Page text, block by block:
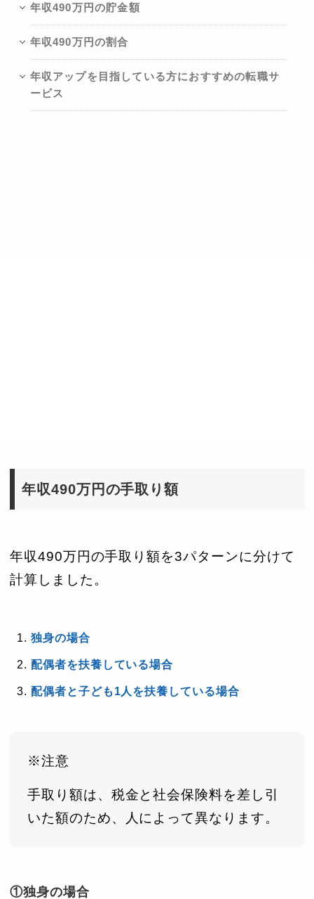
年収490万円の貯金額
年収490万円の割合
年収アップを目指している方におすすめの転職サ
ービス
年収490万円の手取り額
年収490万円の手取り額を3パターンに分けて
計算しました。
独身の場合
配偶者を扶養している場合
配偶者と子ども1人を扶養している場合
※注意
手取り額は、税金と社会保険料を差し引
いた額のため、人によって異なります。
①独身の場合